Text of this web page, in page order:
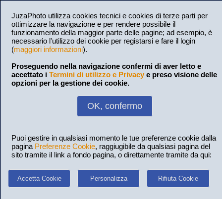
JuzaPhoto utilizza cookies tecnici e cookies di terze parti per
ottimizzare la navigazione e per rendere possibile il
funzionamento della maggior parte delle pagine; ad esempio, è
necessario l'utilizzo dei cookie per registarsi e fare il login
(maggiori informazioni).
Proseguendo nella navigazione confermi di aver letto e
accettato i Termini di utilizzo e Privacy e preso visione delle
opzioni per la gestione dei cookie.
OK, confermo
Puoi gestire in qualsiasi momento le tue preferenze cookie dalla
pagina Preferenze Cookie, raggiugibile da qualsiasi pagina del
sito tramite il link a fondo pagina, o direttamente tramite da qui:
Accetta Cookie Personalizza Rifiuta Cookie